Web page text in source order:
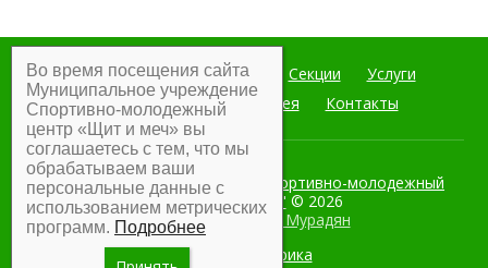
Главная Мероприятия Секции
Услуги
Документы
Фотогалерея Контакты
Муниципальное учреждение Спортивно-молодежный
центр "Щит и меч" © 2026
Разработка:Армен Мурадян
Во время посещения сайта
Муниципальное учреждение
Спортивно-молодежный
центр «Щит и меч» вы
соглашаетесь с тем, что мы
обрабатываем ваши
персональные данные с
использованием метрических
программ. Подробнее